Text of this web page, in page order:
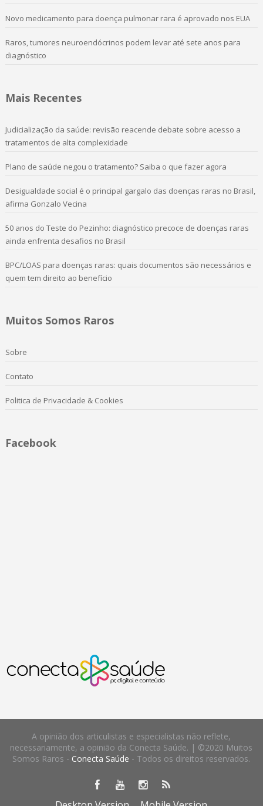
Novo medicamento para doença pulmonar rara é aprovado nos EUA
Raros, tumores neuroendócrinos podem levar até sete anos para
diagnóstico
Mais Recentes
Judicialização da saúde: revisão reacende debate sobre acesso a
tratamentos de alta complexidade
Plano de saúde negou o tratamento? Saiba o que fazer agora
Desigualdade social é o principal gargalo das doenças raras no Brasil,
afirma Gonzalo Vecina
50 anos do Teste do Pezinho: diagnóstico precoce de doenças raras
ainda enfrenta desafios no Brasil
BPC/LOAS para doenças raras: quais documentos são necessários e
quem tem direito ao benefício
Muitos Somos Raros
Sobre
Contato
Politica de Privacidade & Cookies
Facebook
A opinião dos articulistas e especialistas não reflete,
necessariamente, a opinião da Conecta Saúde. | ©2020 Muitos
Somos Raros - Conecta Saúde - Todos os direitos reservados.